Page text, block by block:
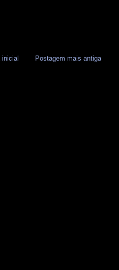
Postagem mais antiga
inicial